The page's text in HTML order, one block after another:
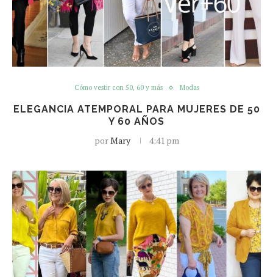
Cómo vestir con 50, 60 y más Modas
ELEGANCIA ATEMPORAL PARA MUJERES DE 50
Y 60 AÑOS
porMary 4:41 pm